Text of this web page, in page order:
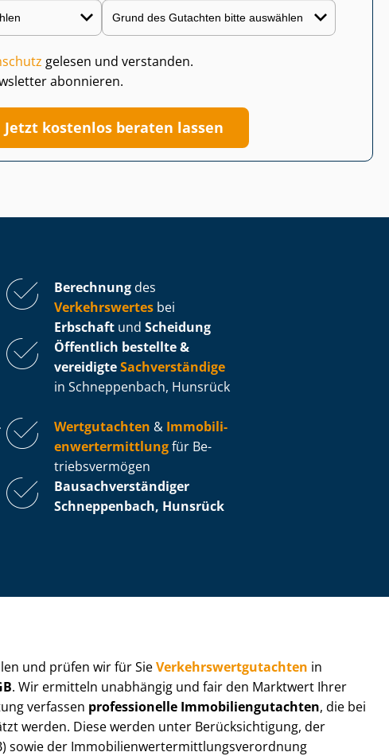
gelesen und verstanden.
abonnieren.
Jetzt kostenlos beraten lassen
Berechnung des
Verkehrswertes bei
Erbschaft und Scheidung
Öffentlich bestellte &
vereidigteSachverständige
in Schneppenbach, Hunsrück
Wertgutachten & Im­mo­bi­li­
en­wert­ermitt­lungfür Be­
triebs­ver­mö­gen
Bau­sach­ver­stän­di­ger
Schneppenbach, Hunsrück
und prüfen wir für SieVer­kehrs­wert­gut­ach­ten in
. Wir ermitteln unabhängig und fair den Marktwert Ihrer
verfassen professionelle Im­mo­bi­li­en­gut­ach­ten, die bei
werden. Diese werden unter Be­rück­sich­ti­gung, der
sowie der Im­mo­bi­li­en­wert­ermitt­lungs­ver­ord­nung